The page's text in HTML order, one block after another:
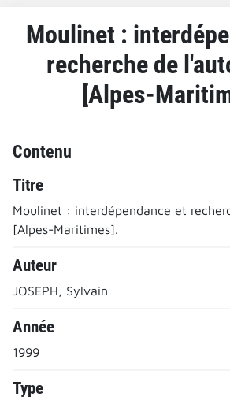
Moulinet :
recherche de
[Alpes-
Contenu
Titre
Moulinet : interdépendance et
[Alpes-Maritimes].
Auteur
JOSEPH, Sylvain
Année
1999
Type